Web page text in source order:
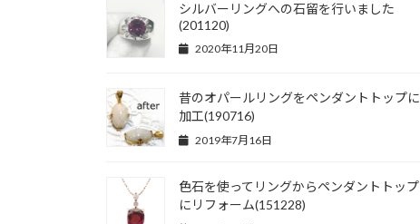
シルバーリングへの石留を行いました
(201120)
2020年11月20日
昔のオパールリングをペンダントトップに
加工(190716)
2019年7月16日
色石を使ってリングからペンダントトップ
にリフォーム(151228)